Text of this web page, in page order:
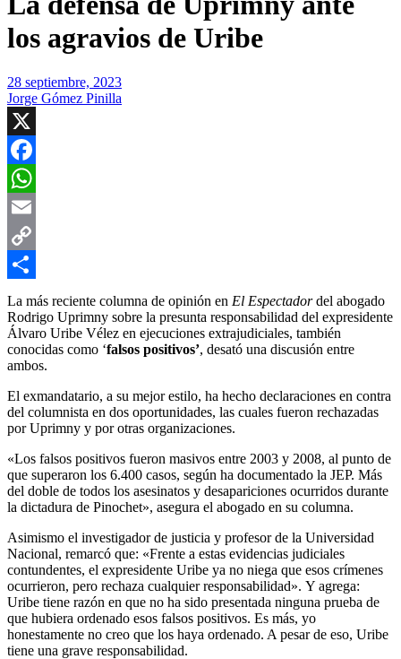
los agravios de Uribe
28 septiembre, 2023
Jorge Gómez Pinilla
X
Facebook
WhatsApp
Email
Copy
Link
Compartir
La más reciente columna de opinión en El Espectadordel abogado
Rodrigo Uprimny sobre la presunta responsabilidad del expresidente
Álvaro Uribe Vélez en ejecuciones extrajudiciales, también
conocidas como ‘falsos positivos’, desató una discusión entre
ambos.
El exmandatario, a su mejor estilo, ha hecho declaraciones en contra
del columnista en dos oportunidades, las cuales fueron rechazadas
por Uprimny y por otras organizaciones.
«Los falsos positivos fueron masivos entre 2003 y 2008, al punto de
que superaron los 6.400 casos, según ha documentado la JEP. Más
del doble de todos los asesinatos y desapariciones ocurridos durante
la dictadura de Pinochet», asegura el abogado en su columna.
Asimismo el investigador de justicia y profesor de la Universidad
Nacional, remarcó que: «Frente a estas evidencias judiciales
contundentes, el expresidente Uribe ya no niega que esos crímenes
ocurrieron, pero rechaza cualquier responsabilidad». Y agrega:
Uribe tiene razón en que no ha sido presentada ninguna prueba de
que hubiera ordenado esos falsos positivos. Es más, yo
honestamente no creo que los haya ordenado. A pesar de eso, Uribe
tiene una grave responsabilidad.